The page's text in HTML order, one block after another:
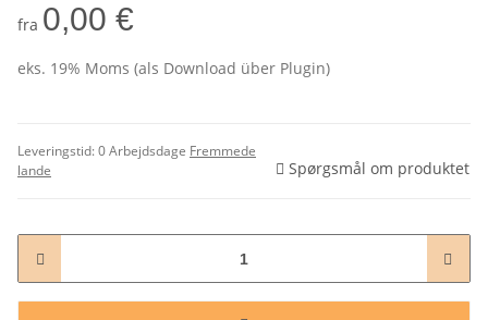
fra 0,00 €
eks. 19% Moms (als Download über Plugin)
Leveringstid:0 Arbejdsdage Fremmede
lande
Spørgsmål om produktet